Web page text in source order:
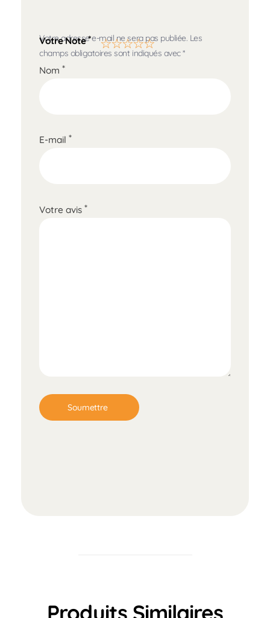
Votre adresse e-mail ne sera pas publiée. Les
champs obligatoires sont indiqués avec*
Nom *
E-mail *
Votre Note*
Votre avis *
Produits Similaires